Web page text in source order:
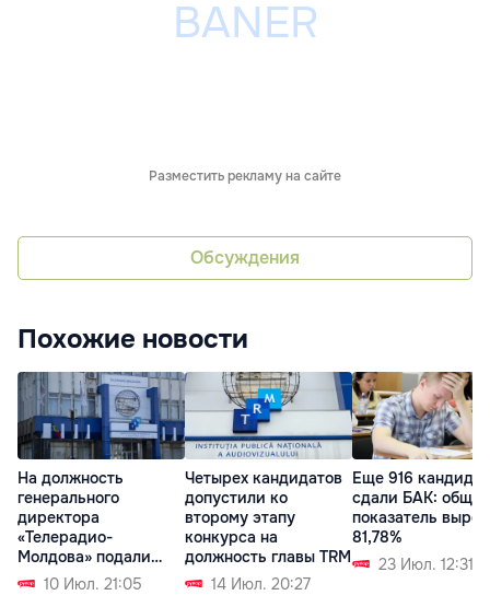
Разместить рекламу на сайте
Обсуждения
Похожие новости
На должность
генерального
директора
«Телерадио-
Молдова» подали
заявки пять
кандидатов
10 Июл. 21:05
Четырех кандидатов
допустили ко
второму этапу
конкурса на
должность главы TRM
14 Июл. 20:27
Еще 916
сдали БАК:
показатель
81,78%
23 Июл. 12:31